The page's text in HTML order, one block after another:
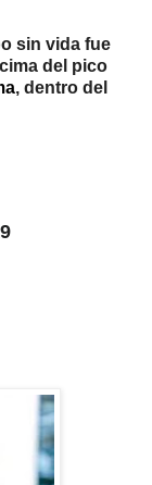
sin vida fue
del pico
, dentro del